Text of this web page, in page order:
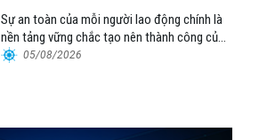
Sự an toàn của mỗi người lao động chính là
nền tảng vững chắc tạo nên thành công của
Cảng Đà Nẵng
05/08/2026